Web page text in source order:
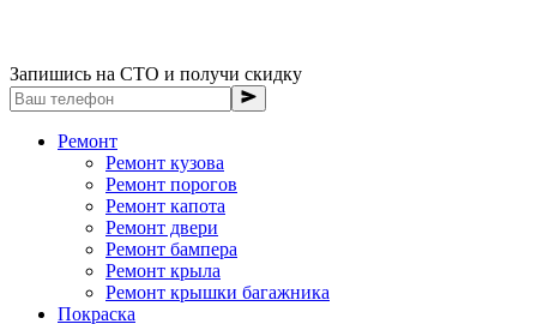
Запишись на СТО и получи скидку
Ремонт
Ремонт кузова
Ремонт порогов
Ремонт капота
Ремонт двери
Ремонт бампера
Ремонт крыла
Ремонт крышки багажника
Покраска